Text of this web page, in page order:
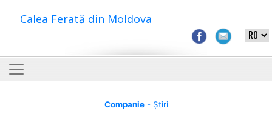
Calea Ferată din Moldova
Companie- Știri